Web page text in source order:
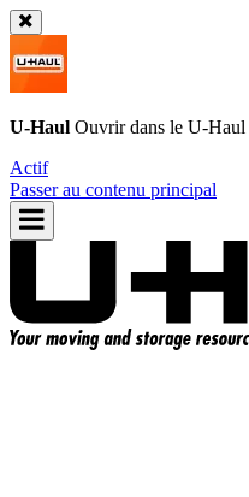
U-Haul Ouvrir dans le U-Haul
Actif
Passer au contenu principal